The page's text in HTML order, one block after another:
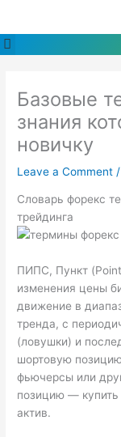
content
Menu
Базовые
знания
новичку
Leave a Comment
Словарь форекс
трейдинга
ПИПС, Пункт
изменения цены
движение в
тренда, с
(ловушки) и
шортовую
фьючерсы или
позицию —
актив.